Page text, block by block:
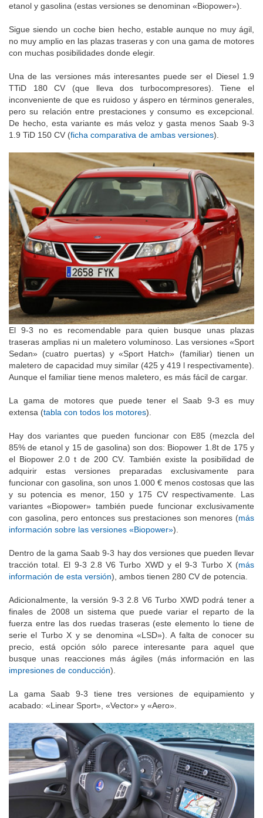
etanol y gasolina (estas versiones se denominan «Biopower»).
Sigue siendo un coche bien hecho, estable aunque no muy ágil,
no muy amplio en las plazas traseras y con una gama de motores
con muchas posibilidades donde elegir.
Una de las versiones más interesantes puede ser el Diesel 1.9
TTiD 180 CV (que lleva dos turbocompresores). Tiene el
inconveniente de que es ruidoso y áspero en términos generales,
pero su relación entre prestaciones y consumo es excepcional.
De hecho, esta variante es más veloz y gasta menos Saab 9-3
1.9 TiD 150 CV (ficha comparativa de ambas versiones).
El 9-3 no es recomendable para quien busque unas plazas
traseras amplias ni un maletero voluminoso. Las versiones «Sport
Sedan» (cuatro puertas) y «Sport Hatch» (familiar) tienen un
maletero de capacidad muy similar (425 y 419 l respectivamente).
Aunque el familiar tiene menos maletero, es más fácil de cargar.
La gama de motores que puede tener el Saab 9-3 es muy
extensa (tabla con todos los motores).
Hay dos variantes que pueden funcionar con E85 (mezcla del
85% de etanol y 15 de gasolina) son dos: Biopower 1.8t de 175 y
el Biopower 2.0 t de 200 CV. También existe la posibilidad de
adquirir estas versiones preparadas exclusivamente para
funcionar con gasolina, son unos 1.000 € menos costosas que las
y su potencia es menor, 150 y 175 CV respectivamente. Las
variantes «Biopower» también puede funcionar exclusivamente
con gasolina, pero entonces sus prestaciones son menores (más
información sobre las versiones «Biopower»).
Dentro de la gama Saab 9-3 hay dos versiones que pueden llevar
tracción total. El 9-3 2.8 V6 Turbo XWD y el 9-3 Turbo X (más
información de esta versión), ambos tienen 280 CV de potencia.
Adicionalmente, la versión 9-3 2.8 V6 Turbo XWD podrá tener a
finales de 2008 un sistema que puede variar el reparto de la
fuerza entre las dos ruedas traseras (este elemento lo tiene de
serie el Turbo X y se denomina «LSD»). A falta de conocer su
precio, está opción sólo parece interesante para aquel que
busque unas reacciones más ágiles (más información en las
impresiones de conducción).
La gama Saab 9-3 tiene tres versiones de equipamiento y
acabado: «Linear Sport», «Vector» y «Aero».